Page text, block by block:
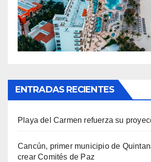
ENTRADAS RECIENTES
Playa del Carmen refuerza su
Cancún, primer municipio de
crear Comités de Paz